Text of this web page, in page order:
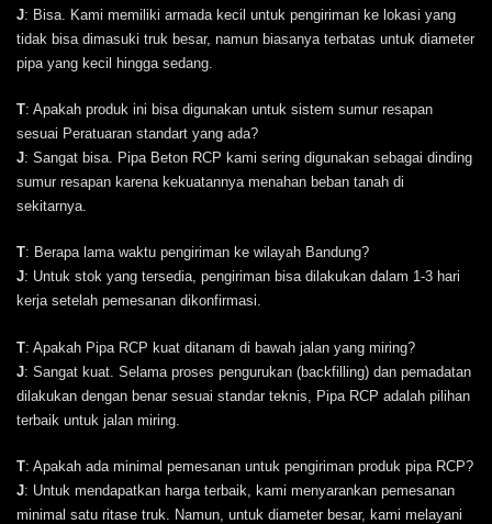
J: Bisa. Kami memiliki armada kecil untuk pengiriman ke lokasi yang
tidak bisa dimasuki truk besar, namun biasanya terbatas untuk diameter
pipa yang kecil hingga sedang.
T: Apakah produk ini bisa digunakan untuk sistem sumur resapan
sesuai Peratuaran standart yang ada?
J: Sangat bisa. Pipa Beton RCP kami sering digunakan sebagai dinding
sumur resapan karena kekuatannya menahan beban tanah di
sekitarnya.
T: Berapa lama waktu pengiriman ke wilayah Bandung?
J: Untuk stok yang tersedia, pengiriman bisa dilakukan dalam 1-3 hari
kerja setelah pemesanan dikonfirmasi.
T: Apakah Pipa RCP kuat ditanam di bawah jalan yang miring?
J: Sangat kuat. Selama proses pengurukan (backfilling) dan pemadatan
dilakukan dengan benar sesuai standar teknis, Pipa RCP adalah pilihan
terbaik untuk jalan miring.
T: Apakah ada minimal pemesanan untuk pengiriman produk pipa RCP?
J: Untuk mendapatkan harga terbaik, kami menyarankan pemesanan
minimal satu ritase truk. Namun, untuk diameter besar, kami melayani